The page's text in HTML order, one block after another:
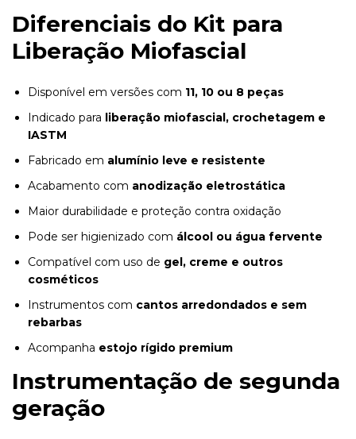
Diferenciais do Kit para
Liberação Miofascial
Disponível em versões com 11, 10 ou 8 peças
Indicado para liberação miofascial, crochetagem e
IASTM
Fabricado em alumínio leve e resistente
Acabamento com anodização eletrostática
Maior durabilidade e proteção contra oxidação
Pode ser higienizado com álcool ou água fervente
Compatível com uso de gel, creme e outros
cosméticos
Instrumentos com cantos arredondados e sem
rebarbas
Acompanha estojo rígido premium
Instrumentação de segunda
geração